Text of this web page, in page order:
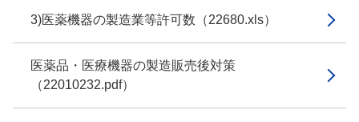
3)医薬機器の製造業等許可数（22680.xls）
医薬品・医療機器の製造販売後対策
（22010232.pdf）